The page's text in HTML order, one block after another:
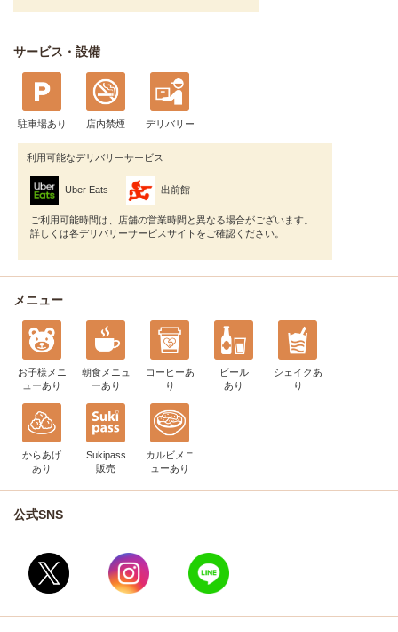
サービス・設備
駐車場あり 店内禁煙 デリバリー
利用可能なデリバリーサービス
Uber Eats 出前館
ご利用可能時間は、店舗の営業時間と異なる場合がございます。
詳しくは各デリバリーサービスサイトをご確認ください。
メニュー
お子様メニ
ューあり
朝食メニュ
ーあり
コーヒーあ
り
ビール
あり
シェイク あ
り
からあげ
あり
Sukipass
販売
カルビメニ
ューあり
公式SNS